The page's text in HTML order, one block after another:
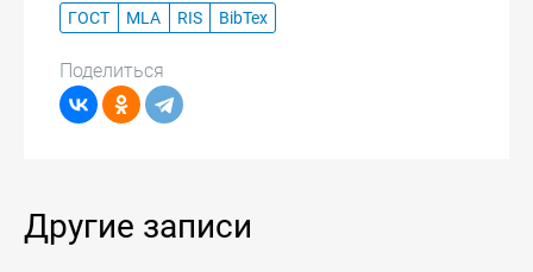
ГОСТ MLA RIS BibTex
Поделиться
Другие записи